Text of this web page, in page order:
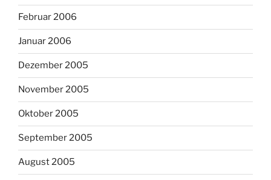
Februar 2006
Januar 2006
Dezember 2005
November 2005
Oktober 2005
September 2005
August 2005